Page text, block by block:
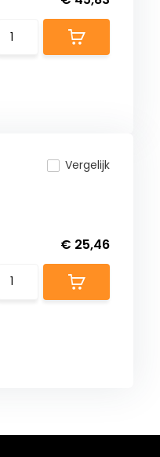
Vergelijk
€ 25,46